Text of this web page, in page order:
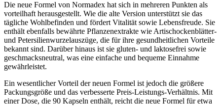
Die neue Formel von Normadex hat sich in mehreren Punkten als
vorteilhaft herausgestellt. Wie die alte Version unterstützt sie das
tägliche Wohlbefinden und fördert Vitalität sowie Lebensfreude. Sie
enthält ebenfalls bewährte Pflanzenextrakte wie Artischockenblätter-
und Petersilienwurzelauszüge, die für ihre gesundheitlichen Vorteile
bekannt sind. Darüber hinaus ist sie gluten- und laktosefrei sowie
geschmacksneutral, was eine einfache und bequeme Einnahme
gewährleistet.
Ein wesentlicher Vorteil der neuen Formel ist jedoch die größere
Packungsgröße und das verbesserte Preis-Leistungs-Verhältnis. Mit
einer Dose, die 90 Kapseln enthält, reicht die neue Formel für etwa